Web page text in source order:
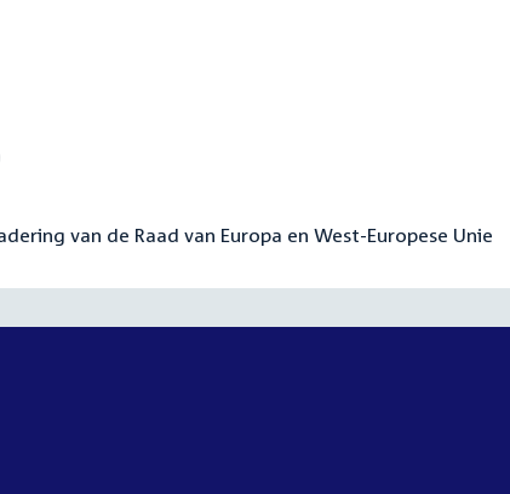
van de Raad van Europa en West-Europese Unie